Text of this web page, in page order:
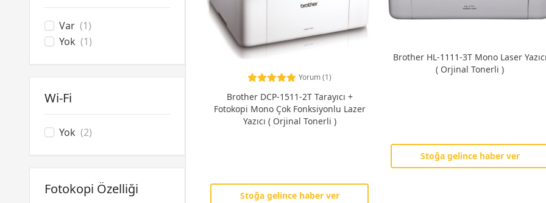
Var (1)
Yok (1)
Wi-Fi
Yok (2)
Fotokopi Özelliği
Yorum (1)
Brother DCP-1511-2T Tarayıcı +
Fotokopi Mono Çok Fonksiyonlu Lazer
Yazıcı ( Orjinal Tonerli )
Stoğa gelince haber ver
Brother HL-1111-3T Mono Laser
( Orjinal Tonerli )
Stoğa gelince haber ver